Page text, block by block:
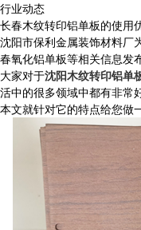
行业动态
长春木纹转印铝单板的使用
沈阳市保利金属装饰材料厂
春氧化铝单板等相关信息发
大家对于沈阳木纹转印铝单
活中的很多领域中都有非常
本文就针对它的特点给您做